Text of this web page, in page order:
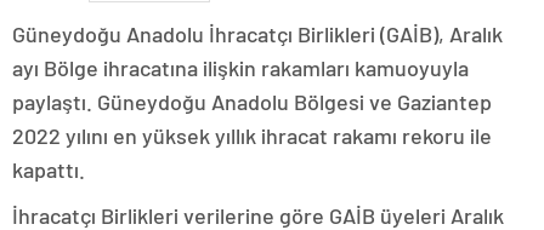
Güneydoğu Anadolu İhracatçı Birlikleri (GAİB), Aralık
ayı Bölge ihracatına ilişkin rakamları kamuoyuyla
paylaştı. Güneydoğu Anadolu Bölgesi ve Gaziantep
2022 yılını en yüksek yıllık ihracat rakamı rekoru ile
kapattı.
İhracatçı Birlikleri verilerine göre GAİB üyeleri Aralık